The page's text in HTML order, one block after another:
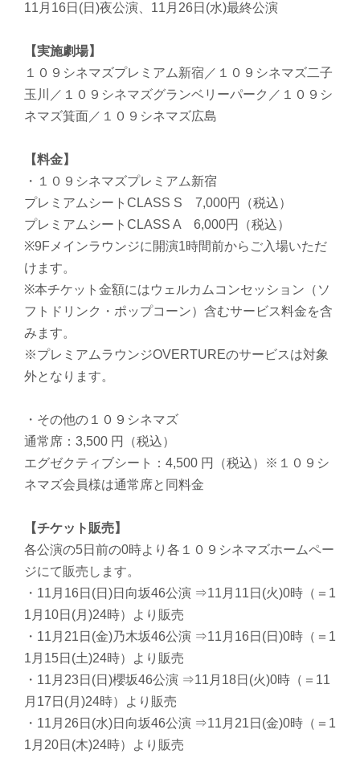
11月16日(日)夜公演、11月26日(水)最終公演
【実施劇場】
１０９シネマズプレミアム新宿／１０９シネマズ二子
玉川／１０９シネマズグランベリーパーク／１０９シ
ネマズ箕面／１０９シネマズ広島
【料金】
・１０９シネマズプレミアム新宿
プレミアムシートCLASS S 7,000円（税込）
プレミアムシートCLASS A 6,000円（税込）
※9Fメインラウンジに開演1時間前からご入場いただ
けます。
※本チケット金額にはウェルカムコンセッション（ソ
フトドリンク・ポップコーン）含むサービス料金を含
みます。
※プレミアムラウンジOVERTUREのサービスは対象
外となります。
・その他の１０９シネマズ
通常席：3,500 円（税込）
エグゼクティブシート：4,500 円（税込）※１０９シ
ネマズ会員様は通常席と同料金
【チケット販売】
各公演の5日前の0時より各１０９シネマズホームペー
ジにて販売します。
・11月16日(日)日向坂46公演 ⇒11月11日(火)0時（＝1
1月10日(月)24時）より販売
・11月21日(金)乃木坂46公演 ⇒11月16日(日)0時（＝1
1月15日(土)24時）より販売
・11月23日(日)櫻坂46公演 ⇒11月18日(火)0時（＝11
月17日(月)24時）より販売
・11月26日(水)日向坂46公演 ⇒11月21日(金)0時（＝1
1月20日(木)24時）より販売